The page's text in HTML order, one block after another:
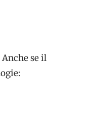
se il